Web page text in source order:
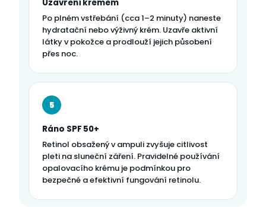
Uzavření krémem
Po plném vstřebání (cca 1–2 minuty) naneste
hydratační nebo výživný krém. Uzavře aktivní
látky v pokožce a prodlouží jejich působení
přes noc.
5
Ráno SPF 50+
Retinol obsažený v ampuli zvyšuje citlivost
pleti na sluneční záření. Pravidelné používání
opalovacího krému je podmínkou pro
bezpečné a efektivní fungování retinolu.